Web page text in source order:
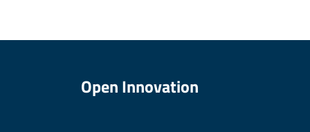
Open Innovation